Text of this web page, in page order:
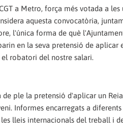
a Metro, força més votada a les
aquesta convocatòria,
l'única forma de què
en la seva pretensió de aplicar
robatori del nostre salari.
de ple la pretensió d'aplicar un
Informes encarregats a
lleis internacionals del treball i